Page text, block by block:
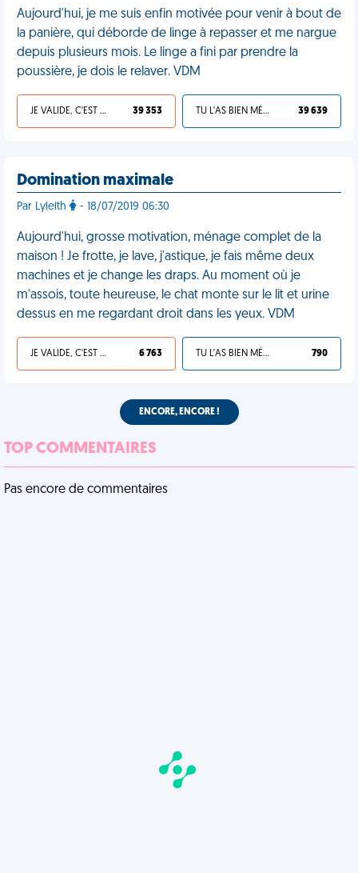
Aujourd'hui, je me suis enfin motivée pour venir à bout de
la panière, qui déborde de linge à repasser et me nargue
depuis plusieurs mois. Le linge a fini par prendre la
poussière, je dois le relaver. VDM
JE VALIDE, C'EST UNE VDM 39 353 TU L'AS BIEN MÉRITÉ 39 639
Domination maximale
Par Lyleith - 18/07/2019 06:30
Aujourd'hui, grosse motivation, ménage complet de la
maison ! Je frotte, je lave, j'astique, je fais même deux
machines et je change les draps. Au moment où je
m'assois, toute heureuse, le chat monte sur le lit et urine
dessus en me regardant droit dans les yeux. VDM
JE VALIDE, C'EST UNE VDM 6 763 TU L'AS BIEN MÉRITÉ 790
ENCORE, ENCORE !
TOP COMMENTAIRES
Pas encore de commentaires